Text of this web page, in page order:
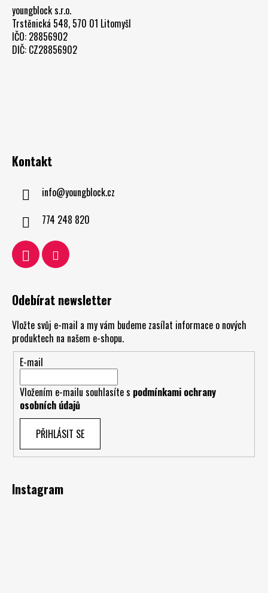
youngblock s.r.o.
Trstěnická 548, 570 01 Litomyšl
IČO: 28856902
DIČ: CZ28856902
Kontakt
info@youngblock.cz
774 248 820
Odebírat newsletter
Vložte svůj e-mail a my vám budeme zasílat informace o nových
produktech na našem e-shopu.
E-mail
Vložením e-mailu souhlasíte s podmínkami ochrany
osobních údajů
PŘIHLÁSIT SE
Instagram